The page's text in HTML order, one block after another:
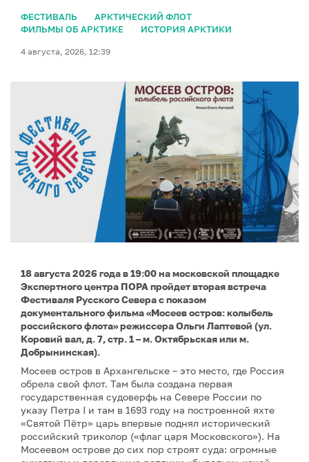
ФЕСТИВАЛЬ
АРКТИЧЕСКИЙ ФЛОТ
ФИЛЬМЫ ОБ АРКТИКЕ
ИСТОРИЯ АРКТИКИ
4 августа, 2026, 12:39
18 августа 2026 года в 19:00 на московской площадке
Экспертного центра ПОРА пройдет вторая встреча
Фестиваля Русского Севера с показом
документального фильма «Мосеев остров: колыбель
российского флота» режиссера Ольги Лаптевой (ул.
Коровий вал, д. 7, стр. 1 – м. Октябрьская или м.
Добрынинская).
Мосеев остров в Архангельске – это место, где Россия
обрела свой флот. Там была создана первая
государственная судоверфь на Севере России по
указу Петра I и там в 1693 году на построенной яхте
«Святой Пётр» царь впервые поднял исторический
российский триколор («флаг царя Московского»). На
Мосеевом острове до сих пор строят суда: огромные